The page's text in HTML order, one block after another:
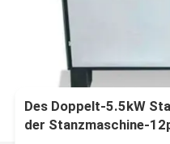
Des Doppelt-5.5kW
der Stanzmaschine-